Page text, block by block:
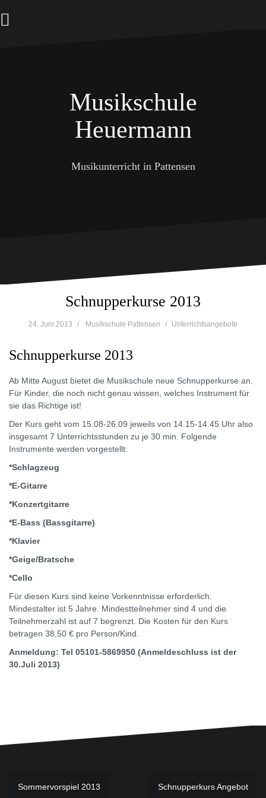
Inhalt
Musikschule
Heuermann
Musikunterricht in Pattensen
Schnupperkurse 2013
24. Juni 2013 Musikschule Pattensen Unterrichtsangebote
Schnupperkurse 2013
Ab Mitte August bietet die Musikschule neue Schnupperkurse an.
Für Kinder, die noch nicht genau wissen, welches Instrument für
sie das Richtige ist!
Der Kurs geht vom 15.08-26.09 jeweils von 14.15-14.45 Uhr also
insgesamt 7 Unterrichtsstunden zu je 30 min. Folgende
Instrumente werden vorgestellt:
*Schlagzeug
*E-Gitarre
*Konzertgitarre
*E-Bass (Bassgitarre)
*Klavier
*Geige/Bratsche
*Cello
Für diesen Kurs sind keine Vorkenntnisse erforderlich.
Mindestalter ist 5 Jahre. Mindestteilnehmer sind 4 und die
Teilnehmerzahl ist auf 7 begrenzt. Die Kosten für den Kurs
betragen 38,50 € pro Person/Kind.
Anmeldung: Tel 05101-5869950 (Anmeldeschluss ist der
30.Juli 2013)
Beitragsnavigation
Sommervorspiel 2013 Schnupperkurs Angebot